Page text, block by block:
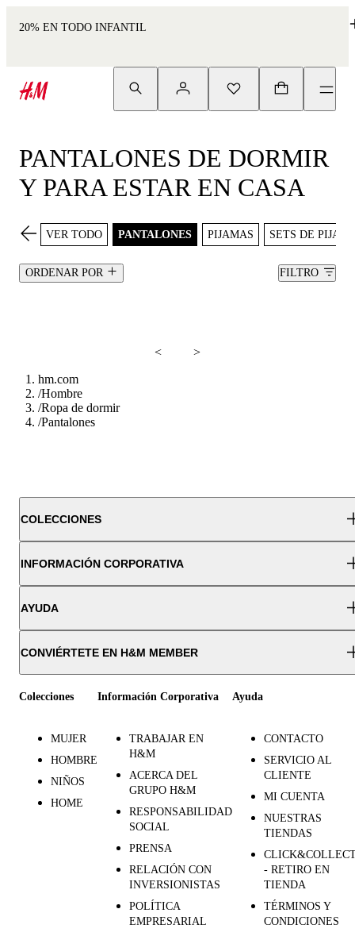
20% EN TODO INFANTIL
PANTALONES DE DORMIR
Y PARA ESTAR EN CASA
VER TODO PANTALONES PIJAMAS SETS DE
ORDENAR POR FILTRO
<
>
hm.com
/Hombre
/Ropa de dormir
/Pantalones
COLECCIONES
INFORMACIÓN CORPORATIVA
AYUDA
CONVIÉRTETE EN H&M MEMBER
Colecciones
MUJER
HOMBRE
NIÑOS
HOME
Información Corporativa
TRABAJAR EN
H&M
ACERCA DEL
GRUPO H&M
RESPONSABILIDAD
SOCIAL
PRENSA
RELACIÓN CON
INVERSIONISTAS
POLÍTICA
EMPRESARIAL
Ayuda
CONTACTO
SERVICIO AL
CLIENTE
MI CUENTA
NUESTRAS
TIENDAS
- RETIRO EN
TIENDA
TÉRMINOS Y
CONDICIONES